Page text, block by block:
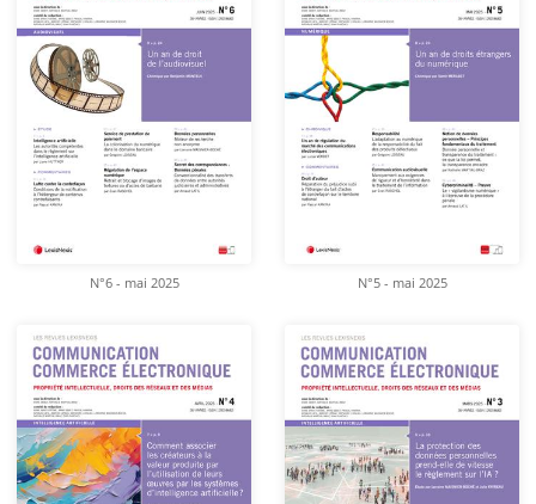
N°6 - mai 2025 N°5 - mai 2025